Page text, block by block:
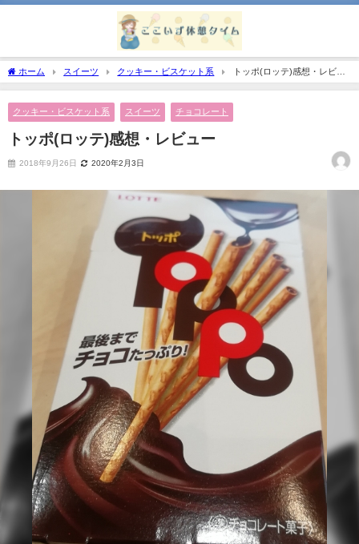
ホーム スイーツ クッキー・ビスケット系
トッポ(ロッテ)感想・レビュ
ー
クッキー・ビスケット系 スイーツ チョコレート
トッポ(ロッテ)感想・レビュー
2018年9月26日 2020年2月3日